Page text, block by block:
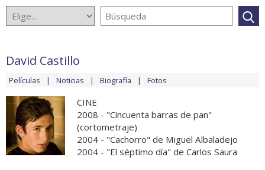
David Castillo
Películas Noticias Biografía Fotos
CINE
2008 - "Cincuenta barras de pan"
(cortometraje)
2004 - "Cachorro" de Miguel Albaladejo
2004 - "El séptimo día" de Carlos Saura